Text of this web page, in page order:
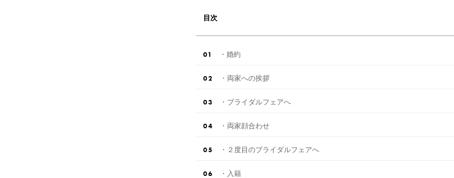
目次
・婚約
・両家への挨拶
・ブライダルフェアへ
・両家顔合わせ
・２度目のブライダルフェアへ
・入籍